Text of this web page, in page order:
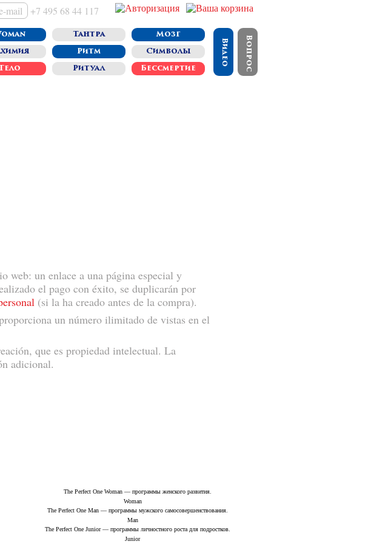
mail +7 495 68 44 117
Тантра
Ритм
Ритуал
Мозг
Символы
Бессмертие
Видео Вопрос
web: un enlace a una página especial y
el pago con éxito, se duplicarán por
(si la ha creado antes de la compra).
un número ilimitado de vistas en el
que es propiedad intelectual. La
adicional.
Woman
Man
Junior